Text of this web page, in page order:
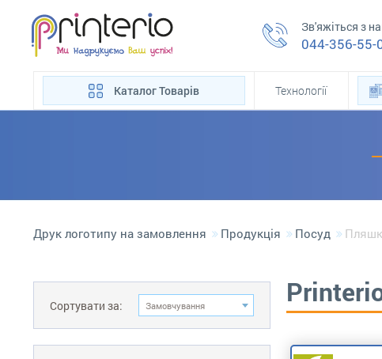
Зв'яжіться з
044-356-55-
Каталог Товарів Технології
Друк логотипу на замовлення Продукція Посуд
Сортувати за: Замовчування